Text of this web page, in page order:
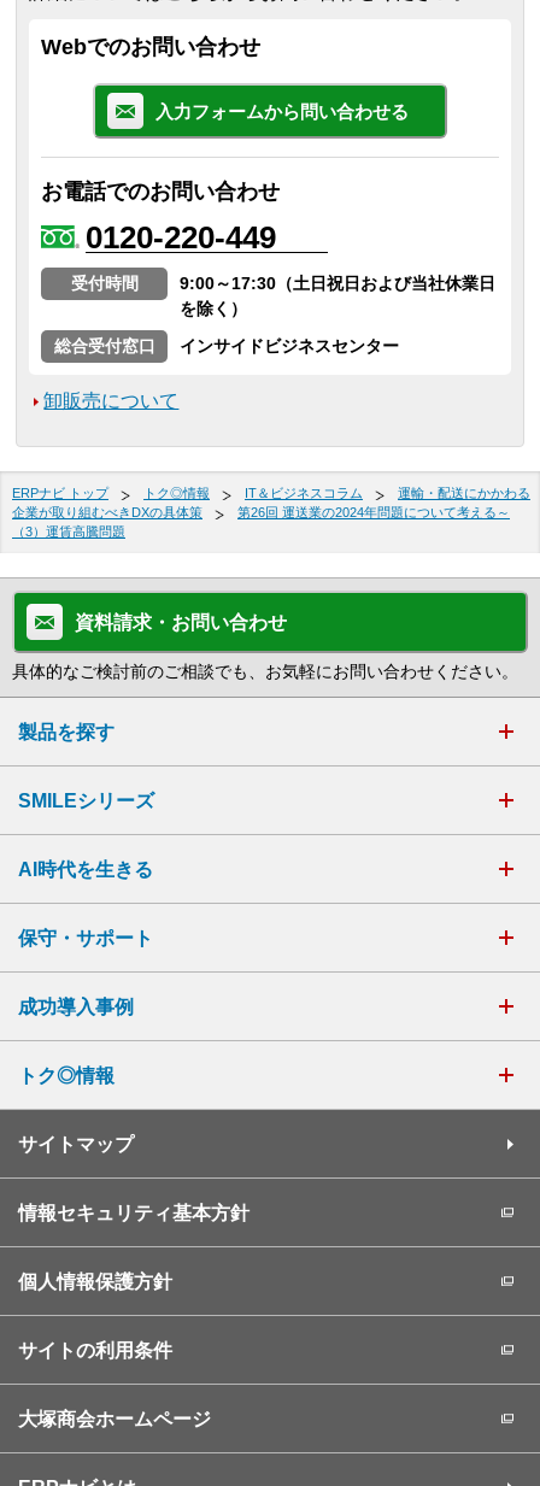
Webでのお問い合わせ
入力フォームから問い合わせる
お電話でのお問い合わせ
0120-220-449
受付時間
9:00～17:30（土日祝日および当社休業日
を除く）
総合受付窓口
インサイドビジネスセンター
卸販売について
ERPナビ トップ トク◎情報 IT＆ビジネスコラム
運輸・配送にかかわる
企業が取り組むべきDXの具体策
第26回 運送業の2024年問題について考える～
（3）運賃高騰問題
資料請求・お問い合わせ
具体的なご検討前のご相談でも、お気軽にお問い合わせください。
製品を探す
SMILEシリーズ
AI時代を生きる
保守・サポート
成功導入事例
トク◎情報
サイトマップ
情報セキュリティ基本方針
個人情報保護方針
サイトの利用条件
大塚商会ホームページ